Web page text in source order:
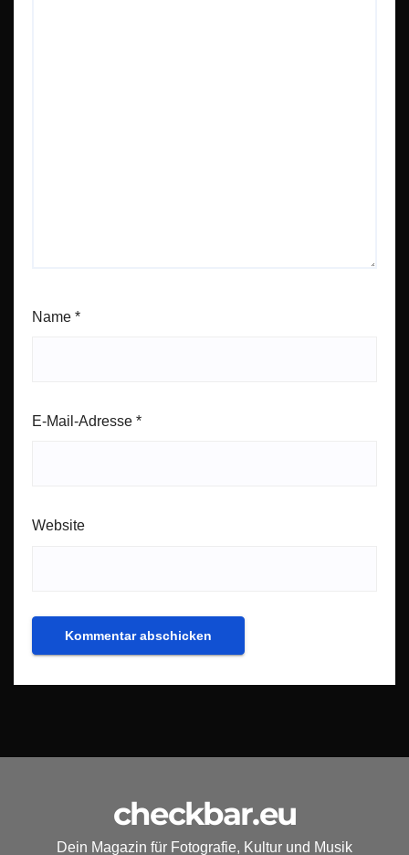
Name *
E-Mail-Adresse *
Website
checkbar.eu
Dein Magazin für Fotografie, Kultur und Musik